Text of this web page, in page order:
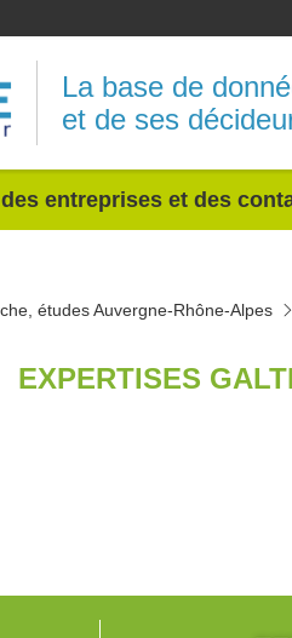
La base de
et de ses
des entreprises et des
études Auvergne-Rhône-Alpes
EXPERTISES